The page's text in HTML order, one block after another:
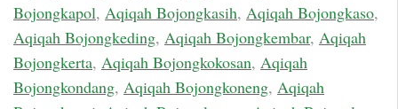
Bojongkapol, Aqiqah Bojongkasih, Aqiqah Bojongkaso,
Aqiqah Bojongkeding, Aqiqah Bojongkembar, Aqiqah
Bojongkerta, Aqiqah Bojongkokosan, Aqiqah
Bojongkondang, Aqiqah Bojongkoneng, Aqiqah